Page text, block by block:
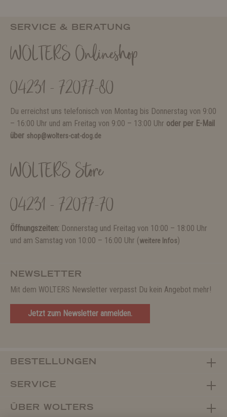
SERVICE & BERATUNG
WOLTERS Onlineshop
04231 - 72077-80
Du erreichst uns telefonisch von Montag bis Donnerstag von 9:00
– 16:00 Uhr und am Freitag von 9:00 – 13:00 Uhr oder per E-Mail
über shop@wolters-cat-dog.de
WOLTERS Store
04231 - 72077-70
Öffnungszeiten: Donnerstag und Freitag von 10:00 – 18:00 Uhr
und am Samstag von 10:00 – 16:00 Uhr (weitere Infos)
NEWSLETTER
Mit dem WOLTERS Newsletter verpasst Du kein Angebot mehr!
Jetzt zum Newsletter anmelden.
BESTELLUNGEN
SERVICE
ÜBER WOLTERS